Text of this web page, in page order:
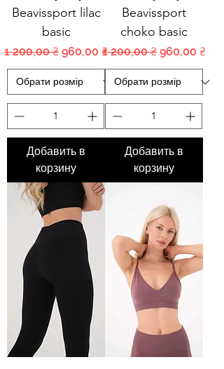
Beavissport lilac
basic
Обычная цена
1 200,00 ₴ Цена со скидкой
960,00 ₴
Добавить в
корзину
Beavissport
choko basic
Обычная цена
1 200,00 ₴ Цена со
960,00 ₴
Добавить в
корзину